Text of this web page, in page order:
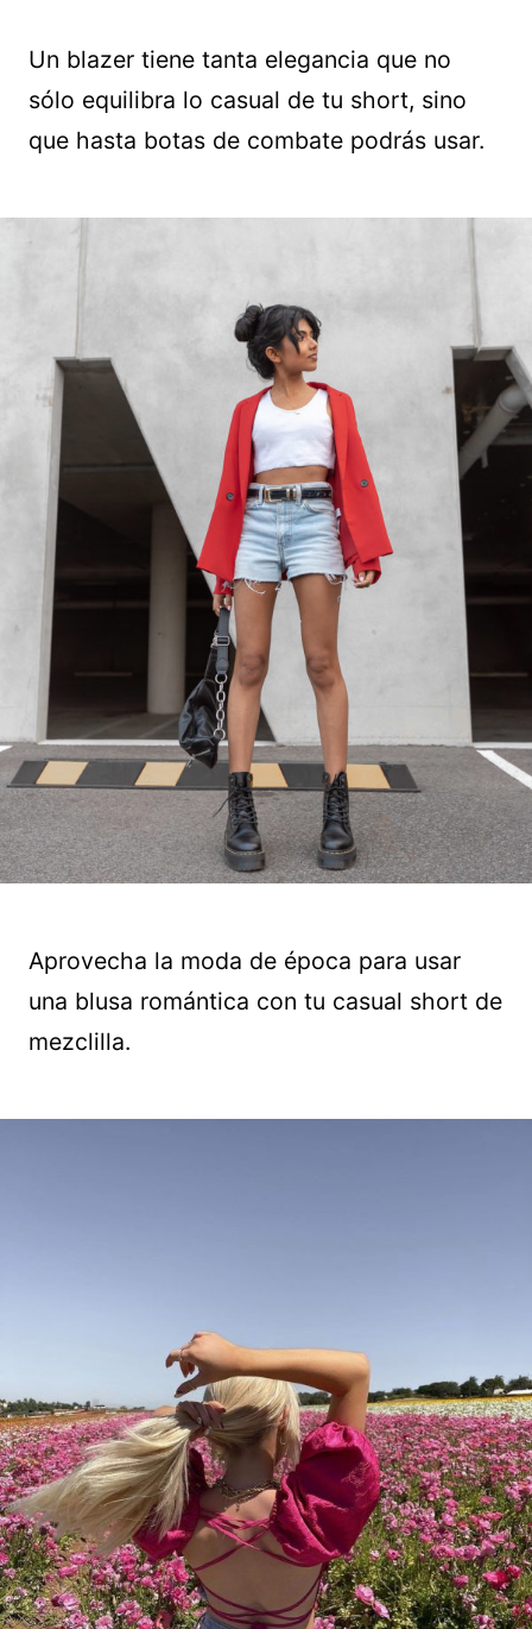
Un blazer tiene tanta elegancia que no
sólo equilibra lo casual de tu short, sino
que hasta botas de combate podrás usar.
Aprovecha la moda de época para usar
una blusa romántica con tu casual short de
mezclilla.